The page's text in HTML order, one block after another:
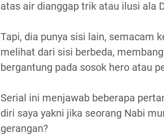
atas air dianggap trik atau ilusi ala
Tapi, dia punya sisi lain, semacam
melihat dari sisi berbeda,
bergantung pada sosok hero atau
Serial ini menjawab beberapa
diri saya yakni jika seorang Nabi
gerangan?